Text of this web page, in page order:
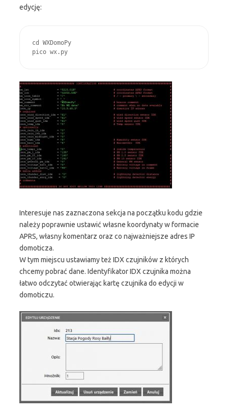
edycję:
cd WXDomoPy
Interesuje nas zaznaczona sekcja na początku kodu gdzie
należy poprawnie ustawić własne koordynaty w formacie
APRS, własny komentarz oraz co najważniejsze adres IP
domoticza.
W tym miejscu ustawiamy też IDX czujników z których
chcemy pobrać dane. Identyfikator IDX czujnika można
łatwo odczytać otwierając kartę czujnika do edycji w
domoticzu.